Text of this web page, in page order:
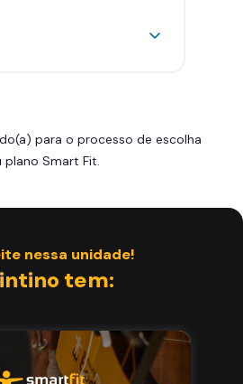
a +2.000
(Audiobook)*
e aeróbicos
para o processo de escolha
Smart Fit.
nessa unidade!
tem: